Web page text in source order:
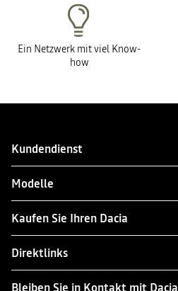
Ein Netzwerk mit viel Know-
how
Kundendienst
Modelle
Kaufen Sie Ihren Dacia
Direktlinks
Bleiben Sie in Kontakt mit Dacia